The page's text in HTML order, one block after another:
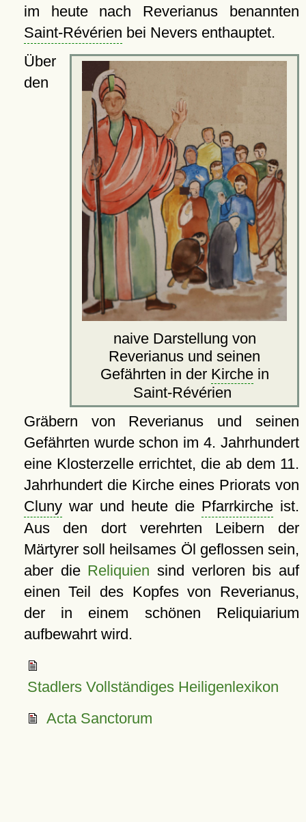
im heute nach Reverianus benannten
Saint-Révérien bei Nevers enthauptet.
naive Darstellung von
Reverianus und seinen
Gefährten in der Kirchein
Saint-Révérien
Über
den
Gräbern von Reverianus und seinen
Gefährten wurde schon im 4. Jahrhundert
eine Klosterzelle errichtet, die ab dem 11.
Jahrhundert die Kirche eines Priorats von
Clunywar und heute die Pfarrkircheist.
Aus den dort verehrten Leibern der
Märtyrer soll heilsames Öl geflossen sein,
aber die Reliquien sind verloren bis auf
einen Teil des Kopfes von Reverianus,
der in einem schönen Reliquiarium
aufbewahrt wird.
Stadlers Vollständiges Heiligenlexikon
Acta Sanctorum